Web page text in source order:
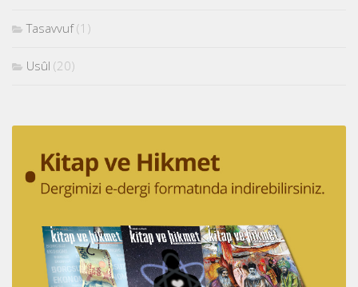
Tasavvuf(1)
Usûl (20)